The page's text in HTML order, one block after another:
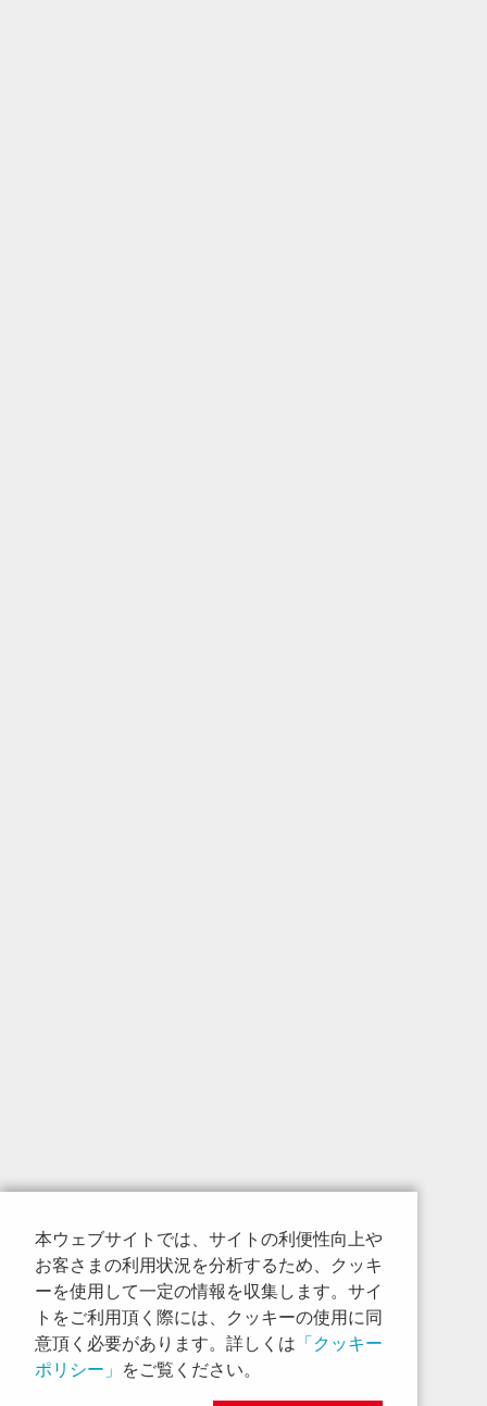
本ウェブサイトでは、サイトの利便性向上や
お客さまの利用状況を分析するため、クッキ
ーを使用して一定の情報を収集します。サイ
トをご利用頂く際には、クッキーの使用に同
意頂く必要があります。詳しくは 「クッキー
ポリシー」
をご覧ください。